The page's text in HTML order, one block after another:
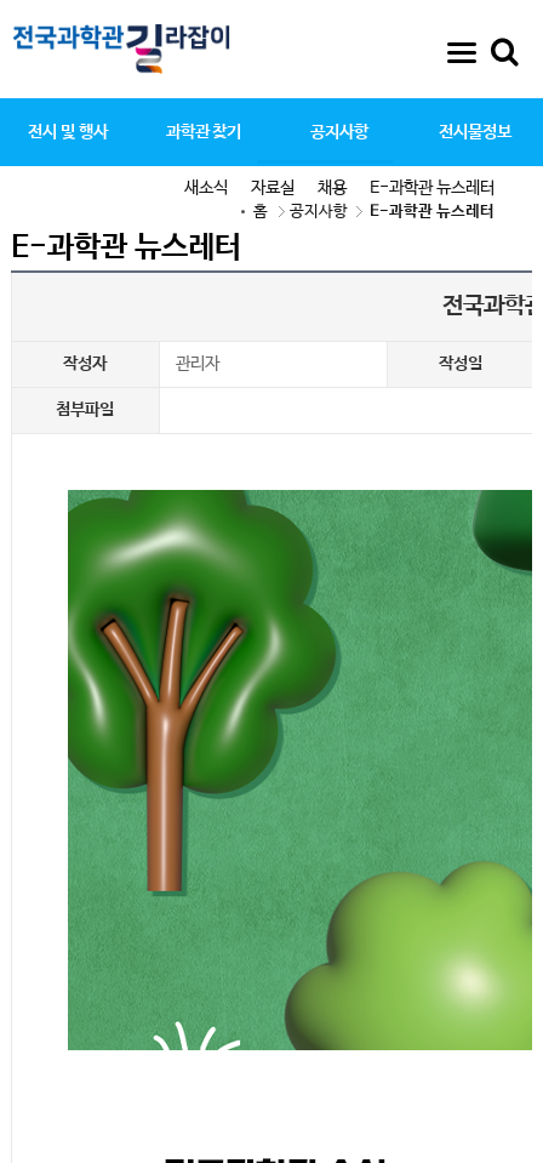
전시 및 행사 과학관 찾기 공지사항
새소식 자료실 채용 E-과학관 뉴스레터
전시물정보
홈 공지사항 E-과학관 뉴스레터
E-과학관 뉴스레터
전국과학
작성자 관리자 작성일
첨부파일